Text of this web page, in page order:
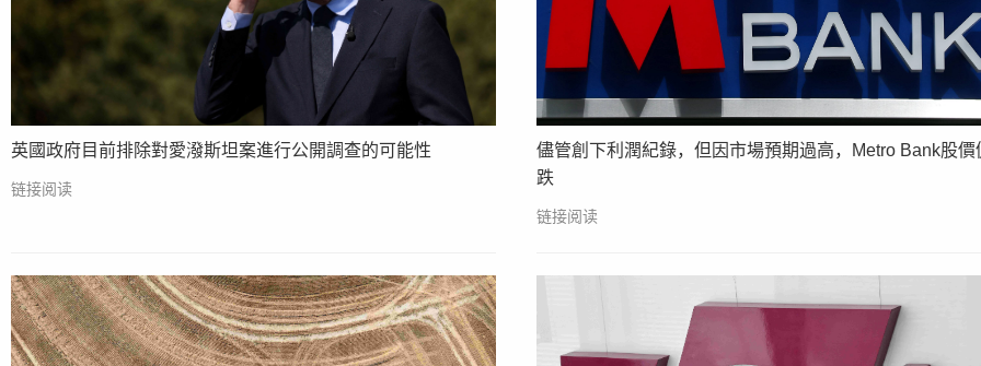
英國政府目前排除對愛潑斯坦案進行公開調查的可能性
链接阅读
儘管創下利潤紀錄，但因市場預期過高，Metro Bank股價
跌
链接阅读